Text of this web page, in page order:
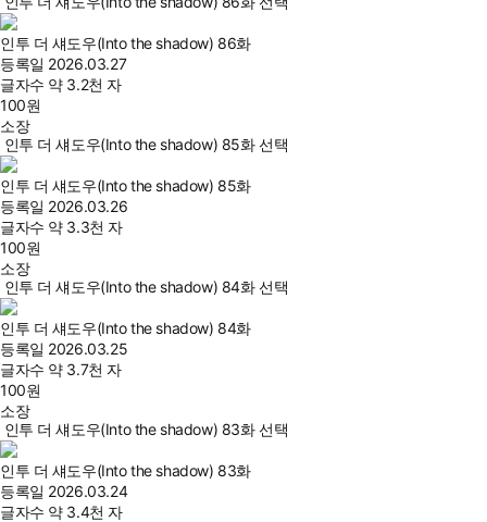
인투 더 섀도우(Into the shadow) 86화
등록일 2026.03.27
글자수 약 3.2천 자
100원
소장
인투 더 섀도우(Into the shadow) 85화 선택
인투 더 섀도우(Into the shadow) 85화
등록일 2026.03.26
글자수 약 3.3천 자
100원
소장
인투 더 섀도우(Into the shadow) 84화 선택
인투 더 섀도우(Into the shadow) 84화
등록일 2026.03.25
글자수 약 3.7천 자
100원
소장
인투 더 섀도우(Into the shadow) 83화 선택
인투 더 섀도우(Into the shadow) 83화
등록일 2026.03.24
글자수 약 3.4천 자